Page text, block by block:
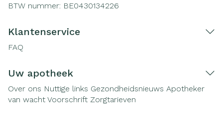
BTW nummer: BE0430134226
Klantenservice
FAQ
Uw apotheek
Over ons Nuttige links Gezondheidsnieuws Apotheker
van wacht Voorschrift Zorgtarieven